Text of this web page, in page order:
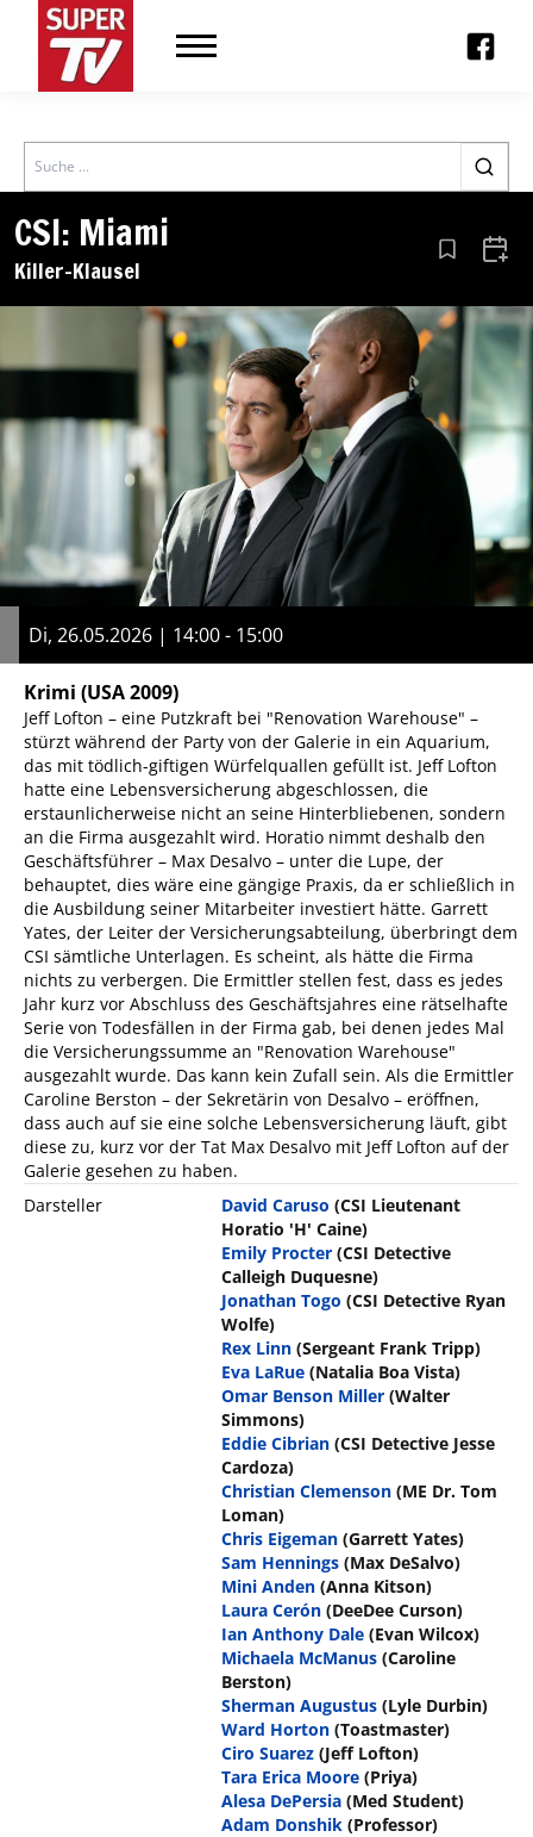
Search
CSI: Miami
Killer-Klausel Aus den
Di, 26.05.2026 | 14:00 - 15:00
Krimi (USA 2009)
Jeff Lofton – eine Putzkraft bei "Renovation Warehouse" –
stürzt während der Party von der Galerie in ein Aquarium,
das mit tödlich-giftigen Würfelquallen gefüllt ist. Jeff Lofton
hatte eine Lebensversicherung abgeschlossen, die
erstaunlicherweise nicht an seine Hinterbliebenen, sondern
an die Firma ausgezahlt wird. Horatio nimmt deshalb den
Geschäftsführer – Max Desalvo – unter die Lupe, der
behauptet, dies wäre eine gängige Praxis, da er schließlich in
die Ausbildung seiner Mitarbeiter investiert hätte. Garrett
Yates, der Leiter der Versicherungsabteilung, überbringt dem
CSI sämtliche Unterlagen. Es scheint, als hätte die Firma
nichts zu verbergen. Die Ermittler stellen fest, dass es jedes
Jahr kurz vor Abschluss des Geschäftsjahres eine rätselhafte
Serie von Todesfällen in der Firma gab, bei denen jedes Mal
die Versicherungssumme an "Renovation Warehouse"
ausgezahlt wurde. Das kann kein Zufall sein. Als die Ermittler
Caroline Berston – der Sekretärin von Desalvo – eröffnen,
dass auch auf sie eine solche Lebensversicherung läuft, gibt
diese zu, kurz vor der Tat Max Desalvo mit Jeff Lofton auf der
Galerie gesehen zu haben.
Darsteller
David Caruso (CSI Lieutenant
Horatio 'H' Caine)
Emily Procter (CSI Detective
Calleigh Duquesne)
Jonathan Togo (CSI Detective Ryan
Wolfe)
Rex Linn (Sergeant Frank Tripp)
Eva LaRue (Natalia Boa Vista)
Omar Benson Miller (Walter
Simmons)
Eddie Cibrian (CSI Detective Jesse
Cardoza)
Christian Clemenson (ME Dr. Tom
Loman)
Chris Eigeman (Garrett Yates)
Sam Hennings (Max DeSalvo)
Mini Anden (Anna Kitson)
Laura Cerón (DeeDee Curson)
Ian Anthony Dale (Evan Wilcox)
Michaela McManus (Caroline
Berston)
Sherman Augustus (Lyle Durbin)
Ward Horton (Toastmaster)
Ciro Suarez (Jeff Lofton)
Tara Erica Moore (Priya)
Alesa DePersia (Med Student)
Adam Donshik (Professor)